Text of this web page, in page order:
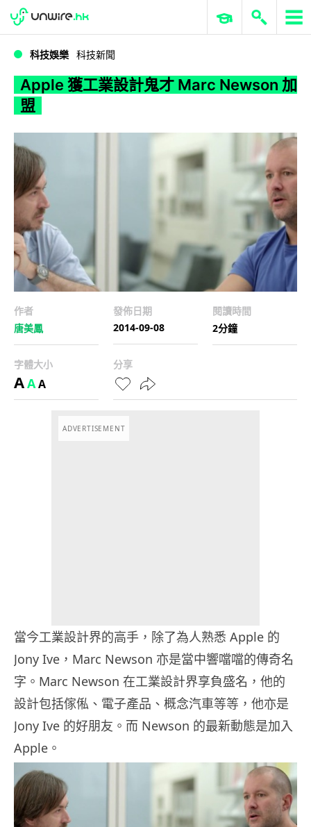
Apple 獲工業設計鬼才 Marc Newson 加盟
WWDC 2026 ERP 與商業 AI
科技娛樂 科技新聞
Apple 獲工業設計鬼才 Marc Newson 加
盟
作者
唐美鳳
發佈日期
2014-09-08
閱讀時間
2分鐘
字體大小
AAA
分享
ADVERTISEMENT
當今工業設計界的高手，除了為人熟悉 Apple 的
Jony Ive，Marc Newson 亦是當中響噹噹的傳奇名
字。Marc Newson 在工業設計界享負盛名，他的
設計包括傢俬、電子產品、概念汽車等等，他亦是
Jony Ive 的好朋友。而 Newson 的最新動態是加入
Apple。